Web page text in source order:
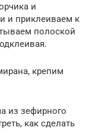
и
и приклеиваем к
полоской
крепим
из зефирного
как сделать